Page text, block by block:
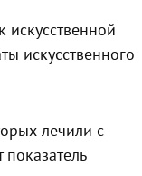
искусственного
лечили с